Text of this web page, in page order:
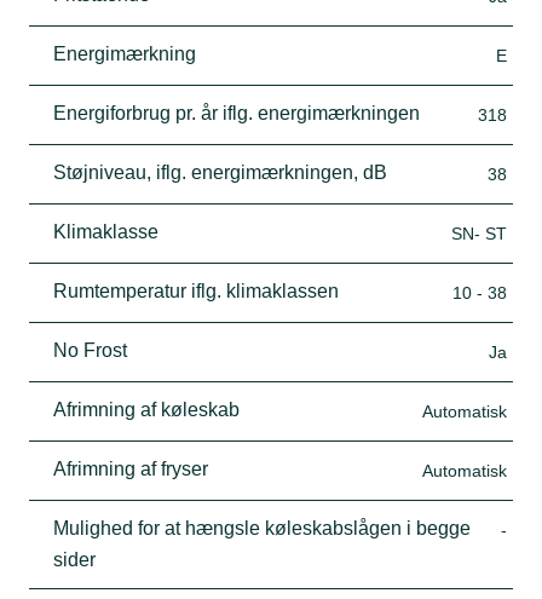
Energimærkning E
Energiforbrug pr. år iflg. energimærkningen 318
Støjniveau, iflg. energimærkningen, dB 38
Klimaklasse SN- ST
Rumtemperatur iflg. klimaklassen 10 - 38
No Frost Ja
Afrimning af køleskab Automatisk
Afrimning af fryser Automatisk
Mulighed for at hængsle køleskabslågen i begge
sider
-